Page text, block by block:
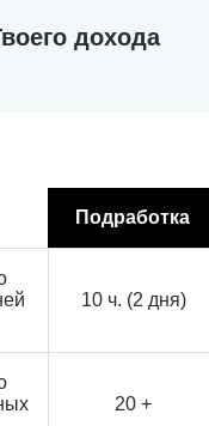
дохода
Подработка
10 ч. (2 дня)
20 +